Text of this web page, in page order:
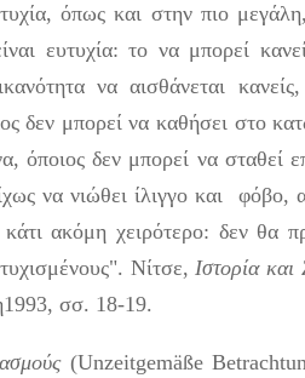
όπως και στην πιο
ευτυχία: το να μπορεί
να αισθάνεται
δεν μπορεί να καθήσει στο
όποιος δεν μπορεί να σταθεί
να νιώθει ίλιγγο και φόβο,
ακόμη χειρότερο: δεν θα
Νίτσε,Ιστορία
σσ. 18-19.
(Unzeitgemäße